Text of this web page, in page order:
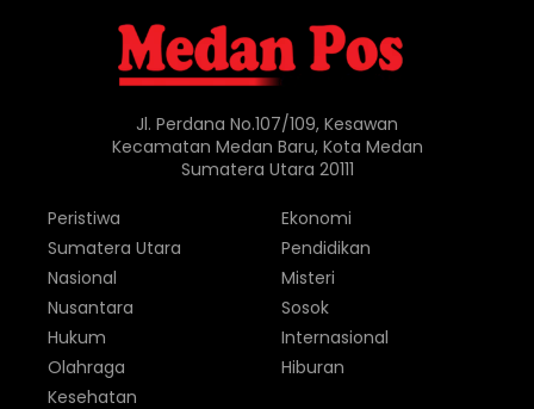
Jl. Perdana No.107/109, Kesawan
Kecamatan Medan Baru, Kota Medan
Sumatera Utara 20111
Peristiwa
Sumatera Utara
Nasional
Nusantara
Hukum
Olahraga
Ekonomi
Pendidikan
Misteri
Sosok
Internasional
Hiburan
Kesehatan